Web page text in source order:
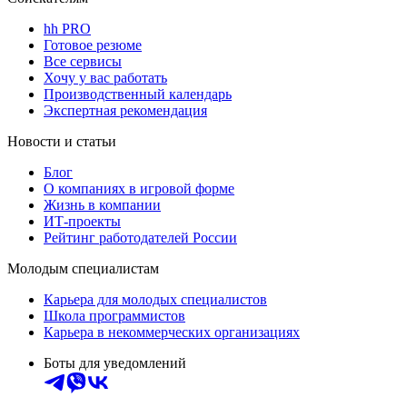
hh PRO
Готовое резюме
Все сервисы
Хочу у вас работать
Производственный календарь
Экспертная рекомендация
Новости и статьи
Блог
О компаниях в игровой форме
Жизнь в компании
ИТ-проекты
Рейтинг работодателей России
Молодым специалистам
Карьера для молодых специалистов
Школа программистов
Карьера в некоммерческих организациях
Боты для уведомлений